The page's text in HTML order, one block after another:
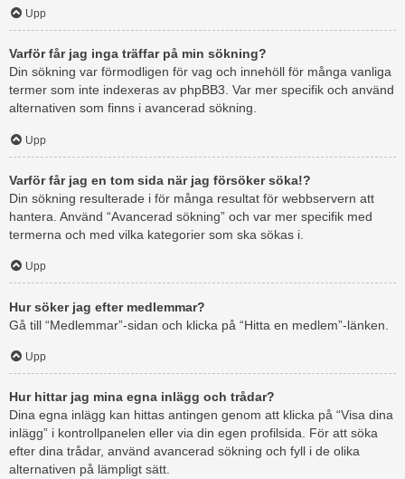
Upp
Varför får jag inga träffar på min sökning?
Din sökning var förmodligen för vag och innehöll för många vanliga
termer som inte indexeras av phpBB3. Var mer specifik och använd
alternativen som finns i avancerad sökning.
Upp
Varför får jag en tom sida när jag försöker söka!?
Din sökning resulterade i för många resultat för webbservern att
hantera. Använd “Avancerad sökning” och var mer specifik med
termerna och med vilka kategorier som ska sökas i.
Upp
Hur söker jag efter medlemmar?
Gå till “Medlemmar”-sidan och klicka på “Hitta en medlem”-länken.
Upp
Hur hittar jag mina egna inlägg och trådar?
Dina egna inlägg kan hittas antingen genom att klicka på “Visa dina
inlägg” i kontrollpanelen eller via din egen profilsida. För att söka
efter dina trådar, använd avancerad sökning och fyll i de olika
alternativen på lämpligt sätt.